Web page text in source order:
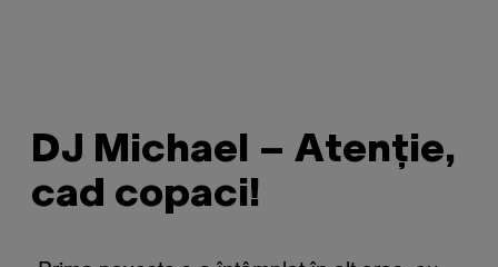
DJ Michael – Atenție,
cad copaci!